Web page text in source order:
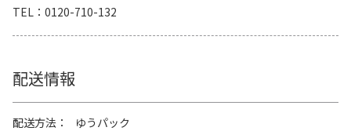
TEL
0120-710-132
配送情報
配送方法
ゆうパック